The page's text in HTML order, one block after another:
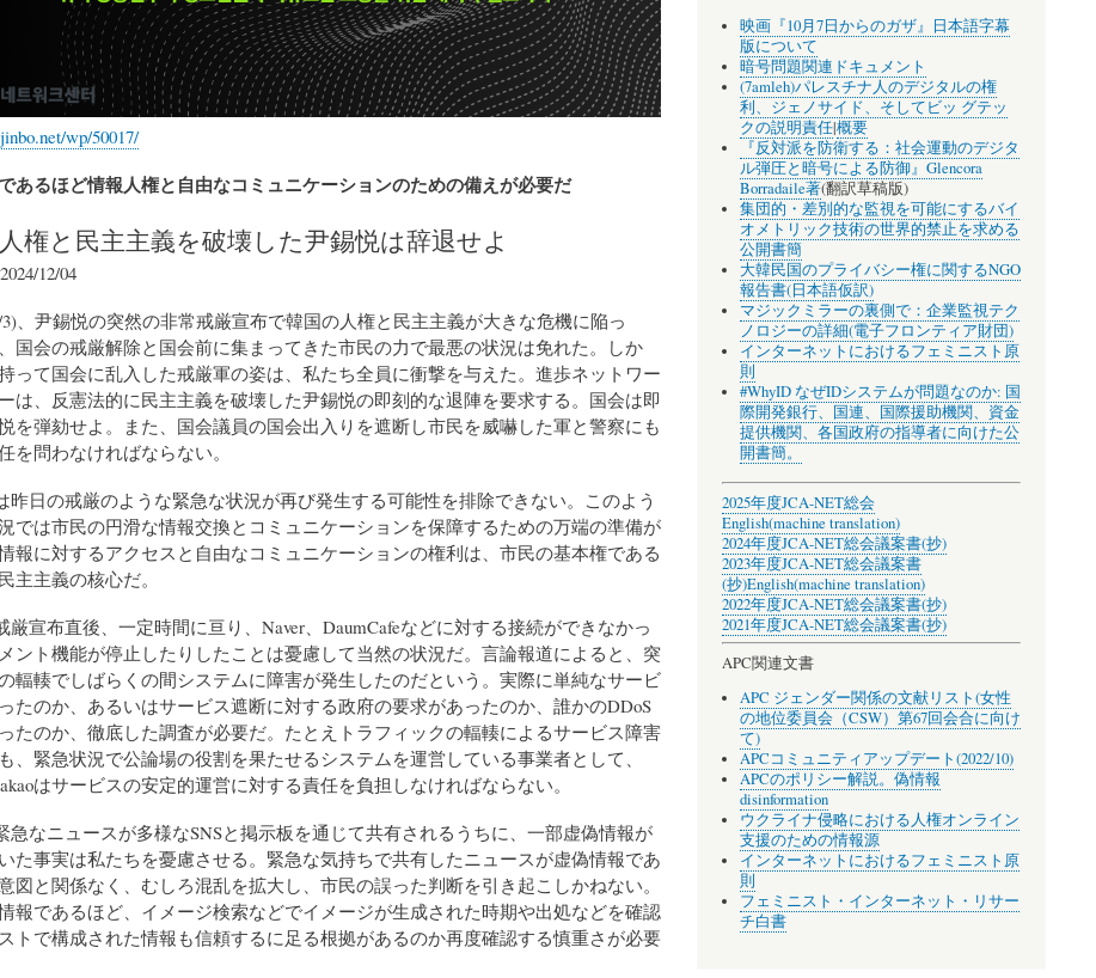
wp/50017/
あるほど情報人権と自由なコミュニケーションのための備えが必要だ
権と民主主義を破壊した尹錫悦は辞退せよ
12/04
3)、尹錫悦の突然の非常戒厳宣布で韓国の人権と民主主義が大きな危機に陥っ
国会の戒厳解除と国会前に集まってきた市民の力で最悪の状況は免れた。しか
って国会に乱入した戒厳軍の姿は、私たち全員に衝撃を与えた。進歩ネットワー
は、反憲法的に民主主義を破壊した尹錫悦の即刻的な退陣を要求する。国会は即
を弾劾せよ。また、国会議員の国会出入りを遮断し市民を威嚇した軍と警察にも
を問わなければならない。
昨日の戒厳のような緊急な状況が再び発生する可能性を排除できない。このよう
では市民の円滑な情報交換とコミュニケーションを保障するための万端の準備が
報に対するアクセスと自由なコミュニケーションの権利は、市民の基本権である
主主義の核心だ。
厳宣布直後、一定時間に亘り、Naver、DaumCafeなどに対する接続ができなかっ
ント機能が停止したりしたことは憂慮して当然の状況だ。言論報道によると、突
輻輳でしばらくの間システムに障害が発生したのだという。実際に単純なサービ
たのか、あるいはサービス遮断に対する政府の要求があったのか、誰かのDDoS
たのか、徹底した調査が必要だ。たとえトラフィックの輻輳によるサービス障害
、緊急状況で公論場の役割を果たせるシステムを運営している事業者として、
はサービスの安定的運営に対する責任を負担しなければならない。
急なニュースが多様なSNSと掲示板を通じて共有されるうちに、一部虚偽情報が
た事実は私たちを憂慮させる。緊急な気持ちで共有したニュースが虚偽情報であ
図と関係なく、むしろ混乱を拡大し、市民の誤った判断を引き起こしかねない。
報であるほど、イメージ検索などでイメージが生成された時期や出処などを確認
トで構成された情報も信頼するに足る根拠があるのか再度確認する慎重さが必要
映画『10月7日からのガザ』日本語字幕
版について
暗号問題関連ドキュメント
(7amleh)パレスチナ人のデジタルの権
利、ジェノサイド、そしてビッ グテッ
クの説明責任|概要
『反対派を防衛する：社会運動のデジタ
ル弾圧と暗号による防御』Glencora
Borradaile著(翻訳草稿版)
集団的・差別的な監視を可能にするバイ
オメトリック技術の世界的禁止を求める
公開書簡
大韓民国のプライバシー権に関するNGO
報告書(日本語仮訳)
マジックミラーの裏側で：企業監視テク
ノロジーの詳細(電子フロンティア財団)
インターネットにおけるフェミニスト原
則
#WhyID なぜIDシステムが問題なのか: 国
際開発銀行、国連、国際援助機関、資金
提供機関、各国政府の指導者に向けた公
開書簡。
2025年度JCA-NET総会
English(machine translation)
2024年度JCA-NET総会議案書(抄)
2023年度JCA-NET総会議案書
(抄)English(machine translation)
2022年度JCA-NET総会議案書(抄)
2021年度JCA-NET総会議案書(抄)
APC関連文書
APC ジェンダー関係の文献リスト(女性
の地位委員会（CSW）第67回会合に向け
て)
APCコミュニティアップデート(2022/10)
APCのポリシー解説。偽情報
disinformation
ウクライナ侵略における人権オンライン
支援のための情報源
インターネットにおけるフェミニスト原
則
フェミニスト・インターネット・リサー
チ白書